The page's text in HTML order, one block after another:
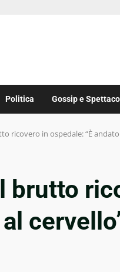
Politica Gossip e
ricovero in ospedale: “È
brutto